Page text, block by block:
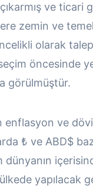
ve ticari
zemin ve
olarak
öncesinde
görülmüştür.
enflasyon ve
₺ ve ABD$
yapılacak